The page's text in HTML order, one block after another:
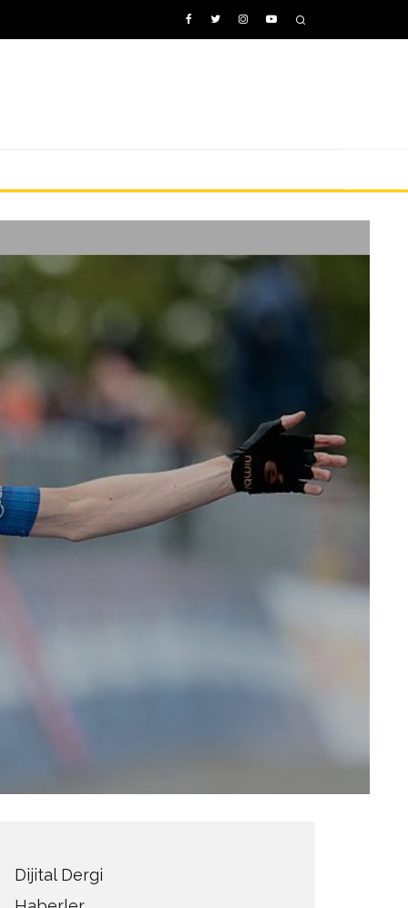
Dijital Dergi